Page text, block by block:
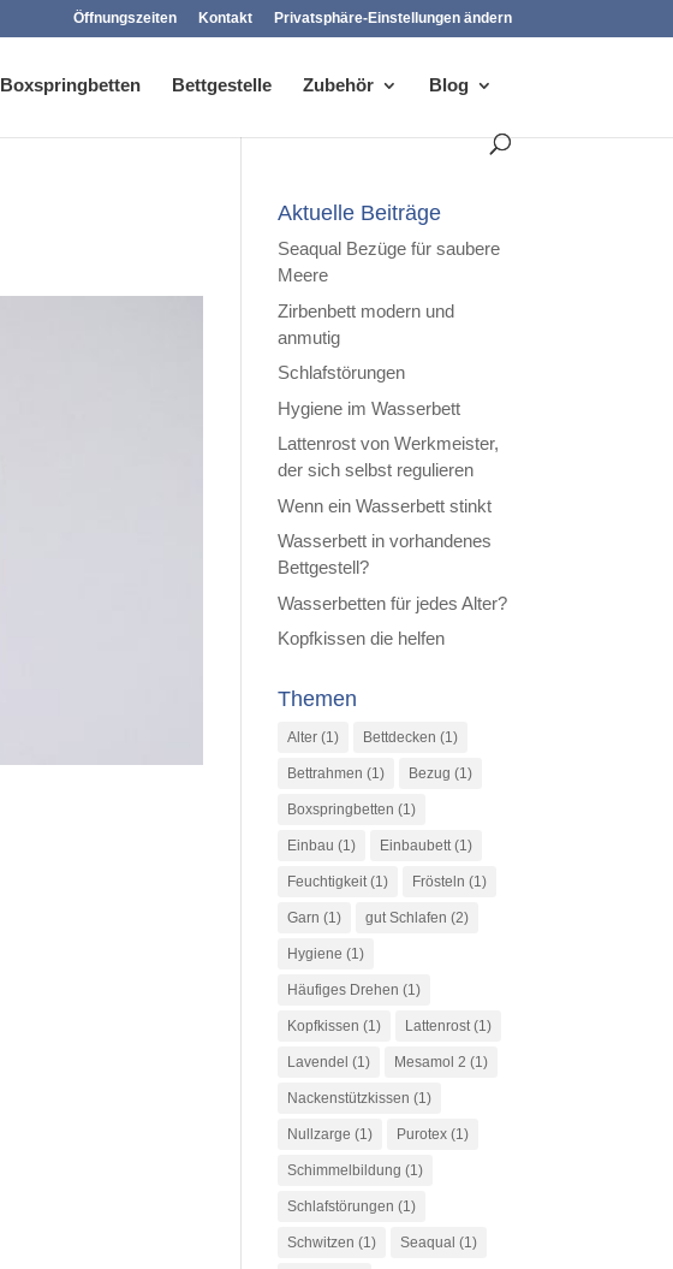
Öffnungszeiten Kontakt Privatsphäre-Einstellungen ändern
Boxspringbetten Bettgestelle Zubehör Blog
Aktuelle Beiträge
Seaqual Bezüge für saubere
Meere
Zirbenbett modern und
anmutig
Schlafstörungen
Hygiene im Wasserbett
Lattenrost von Werkmeister,
der sich selbst regulieren
Wenn ein Wasserbett stinkt
Wasserbett in vorhandenes
Bettgestell?
Wasserbetten für jedes Alter?
Kopfkissen die helfen
Themen
Alter (1) Bettdecken (1)
Bettrahmen (1) Bezug (1)
Boxspringbetten (1)
Einbau (1) Einbaubett(1)
Feuchtigkeit(1) Frösteln (1)
Garn (1) gut Schlafen (2)
Hygiene (1)
Häufiges Drehen (1)
Kopfkissen (1) Lattenrost(1)
Lavendel (1) Mesamol 2 (1)
Nackenstützkissen (1)
Nullzarge (1) Purotex (1)
Schimmelbildung (1)
Schlafstörungen (1)
Schwitzen (1) Seaqual (1)